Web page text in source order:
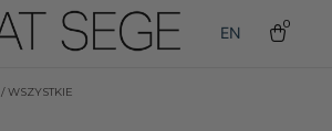
EN 0
/ WSZYSTKIE